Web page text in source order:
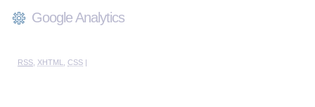
Google Analytics
RSS XHTML CSS